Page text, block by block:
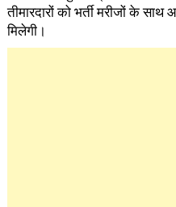
तीमारदारों को भर्ती मरीजों के
मिलेगी।